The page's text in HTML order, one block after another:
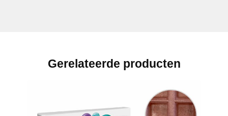
Gerelateerde producten